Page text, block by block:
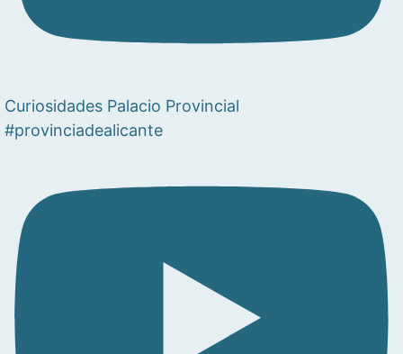
Curiosidades Palacio Provincial
#provinciadealicante